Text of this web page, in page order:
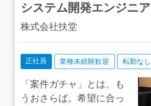
システム開発エンジニア
株式会社扶堂
正社員 業種未経験歓迎 転勤なし
「案件ガチャ」とは、も
うおさらば。希望に合っ